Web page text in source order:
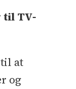
TV-
at
og